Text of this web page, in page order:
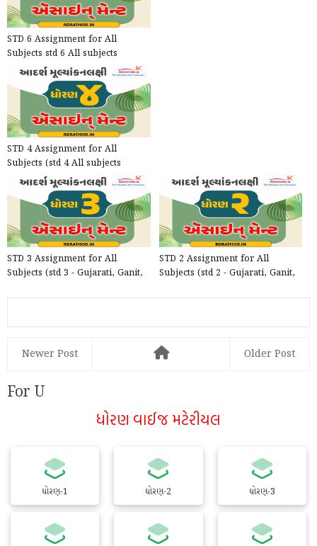
STD 6 Assignment for All
Subjects std 6 All subjects
Assignment One Single pdf f...
STD 4 Assignment for All
Subjects (std 4 All subjects
Assignment One Single pdf...
STD 3 Assignment for All
Subjects (std 3 - Gujarati, Ganit,
STD 2 Assignment for All
Subjects (std 2 - Gujarati, Ganit,
Newer Post Older Post
For U
ધોરણ વાઈજ મટેરીયલ
ધોરણ-1 ધોરણ-2 ધોરણ-3